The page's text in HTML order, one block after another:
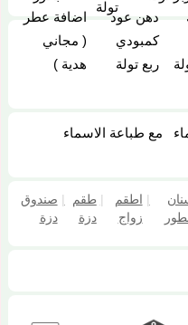
تولة
دهن عود
كمبودي
ربع تولة
اضافة عطر
( مجاني
هدية )
مع طباعة الاسماء
| اطقم
زواج
| طقم
دزة
| صندوق
دزة